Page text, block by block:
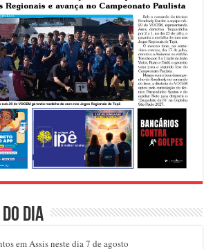
dia
em Assis neste dia 7 de agosto